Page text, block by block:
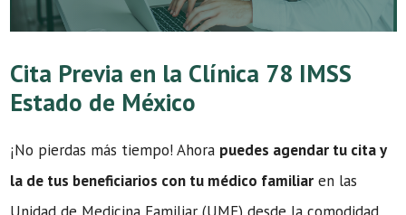
Cita Previa en la Clínica 78 IMSS
Estado de México
¡No pierdas más tiempo! Ahora puedes agendar tu cita y
la de tus beneficiarios con tu médico familiar en las
Unidad de Medicina Familiar (UMF) desde la comodidad